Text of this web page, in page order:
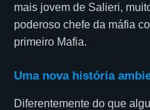
mais jovem de Salieri,
poderoso chefe da máfia
primeiro Mafia.
Uma nova história
Diferentemente do que